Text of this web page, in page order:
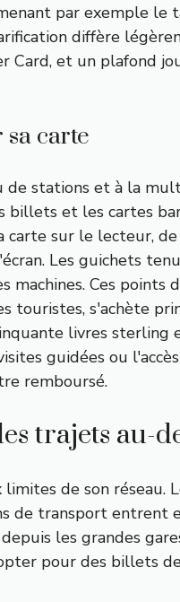
par exemple le
diffère
Card, et un plafond
carte
stations et à la
et les cartes
sur le lecteur,
Les guichets
machines. Ces
touristes, s'achète
livres sterling
guidées ou
remboursé.
trajets au-
de son
transport entrent
les grandes
pour des billets